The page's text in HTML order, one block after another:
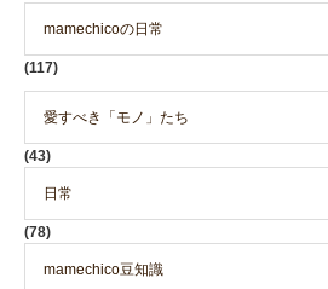
mamechicoの日常
(117)
愛すべき「モノ」たち
(43)
日常
(78)
mamechico豆知識